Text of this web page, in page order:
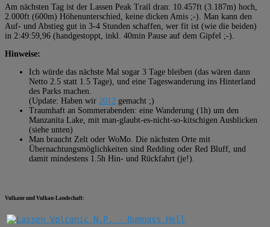
Am nächsten Tag ist der Lassen Peak Trail dran: 10.457ft (3.187m) hoch,
2.000ft (600m) Höhenunterschied, keine dicken Amis ;-). Man kann den
Auf- und Abstieg gut in 3-4 Stunden schaffen, wer fit ist (wie die beiden)
in 2:49:59,96 (handgestoppt, inkl. 40min Pause auf dem Gipfel ;-).
Hinweise:
Ich würde das nächste Mal sogar 3 Tage bleiben (das wären dann
Netto 2.5 statt 1.5 Tage), und eine Tageswanderung ins Hinterland
des Parks machen.
(Update: Haben wir 2012 gemacht ;)
Traumhaft an Sommerabenden: eine Wanderung (1h) um den
Manzanita Lake, mit man-glaubt-es-nicht-so-kitschigen Ausblicken
(siehe unten)
Man braucht Zelt oder WoMo. Die nächsten Orte mit
Übernachtungsmöglichkeiten sind Redding oder Red Bluff, und
damit mindestens 1.5h Hin- und Rückfahrt (je!).
Vulkane und Vulkan-Landschaft: